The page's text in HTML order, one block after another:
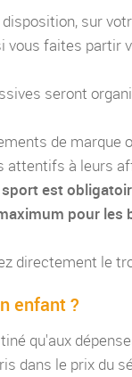
sur
vous faites partir
seront
de marque
attentifs à leurs
est
pour les
directement le
enfant ?
qu'aux
dans le prix du